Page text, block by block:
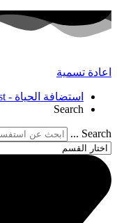
اعادة تسمية
استضافة الحياة - HaYaH Host
Search
Search ...